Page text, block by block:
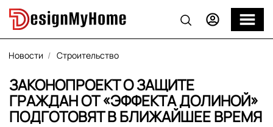
Новости Строительство
ЗАКОНОПРОЕКТ О ЗАЩИТЕ
ГРАЖДАН ОТ «ЭФФЕКТА ДОЛИНОЙ»
ПОДГОТОВЯТ В БЛИЖАЙШЕЕ ВРЕМЯ